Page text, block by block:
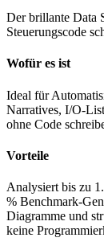
Der brillante Data
Steuerungscode
Wofür es ist
Ideal für
Narratives, I/O-
ohne Code
Vorteile
Analysiert bis zu
% Benchmark-
Diagramme und
keine